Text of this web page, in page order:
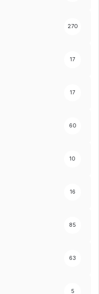
270
17
17
60
10
16
85
63
5